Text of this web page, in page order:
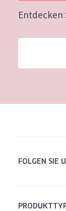
Entdecken
FOLGEN SIE